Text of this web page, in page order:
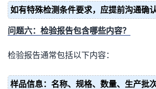
如有特殊检测条件要求，应提前沟通确
问题六：检验报告包含哪些内容？
检验报告通常包括以下内容：
样品信息：名称、规格、数量、生产批